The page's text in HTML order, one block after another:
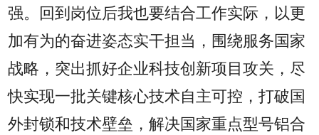
强。回到岗位后我也要结合工作实际，以更
加有为的奋进姿态实干担当，围绕服务国家
战略，突出抓好企业科技创新项目攻关，尽
快实现一批关键核心技术自主可控，打破国
外封锁和技术壁垒，解决国家重点型号铝合